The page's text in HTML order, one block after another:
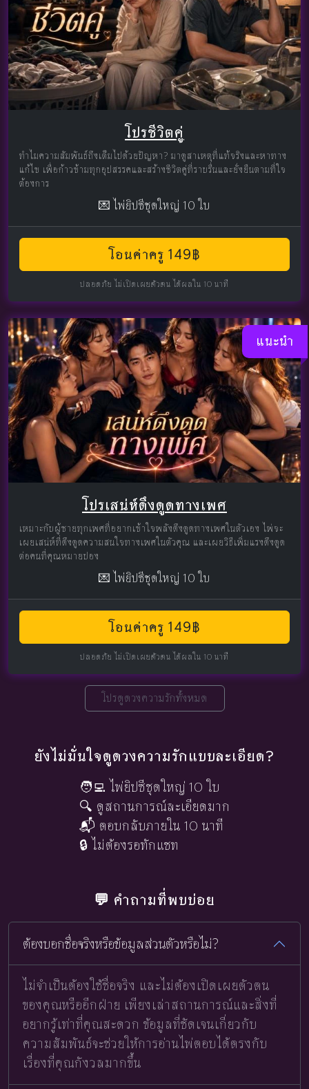
โปรชีวิตคู่
ทำไมความสัมพันธ์ถึงเต็มไปด้วยปัญหา? มาดูสาเหตุที่แท้จริงและหาทาง
แก้ไข เพื่อก้าวข้ามทุกอุปสรรคและสร้างชีวิตคู่ที่ราบรื่นและยั่งยืนตามที่ใจ
ต้องการ
💌 ไพ่ยิปซีชุดใหญ่ 10 ใบ
โอนค่าครู 149฿
ปลอดภัย ไม่เปิดเผยตัวตน ได้ผลใน 10 นาที
แนะนำ
โปรเสน่ห์ดึงดูดทางเพศ
เหมาะกับผู้ชายทุกเพศที่อยากเข้าใจพลังดึงดูดทางเพศในตัวเอง ไพ่จะ
เผยเสน่ห์ที่ดึงดูดความสนใจทางเพศในตัวคุณ และเผยวิธีเพิ่มแรงดึงดูด
ต่อคนที่คุณหมายปอง
💌 ไพ่ยิปซีชุดใหญ่ 10 ใบ
โอนค่าครู 149฿
ปลอดภัย ไม่เปิดเผยตัวตน ได้ผลใน 10 นาที
โปรดูดวงความรักทั้งหมด
ยังไม่มั่นใจดูดวงความรักแบบละเอียด?
🧑‍💻 ไพ่ยิปซีชุดใหญ่ 10 ใบ
🔍 ดูสถานการณ์ละเอียดมาก
📬 ตอบกลับภายใน 10 นาที
🔒 ไม่ต้องรอทักแชท
💬 คำถามที่พบบ่อย
ต้องบอกชื่อจริงหรือข้อมูลส่วนตัวหรือไม่?
ไม่จำเป็นต้องใช้ชื่อจริง และไม่ต้องเปิดเผยตัวตน
ของคุณหรืออีกฝ่าย เพียงเล่าสถานการณ์และสิ่งที่
อยากรู้เท่าที่คุณสะดวก ข้อมูลที่ชัดเจนเกี่ยวกับ
ความสัมพันธ์จะช่วยให้การอ่านไพ่ตอบได้ตรงกับ
เรื่องที่คุณกังวลมากขึ้น